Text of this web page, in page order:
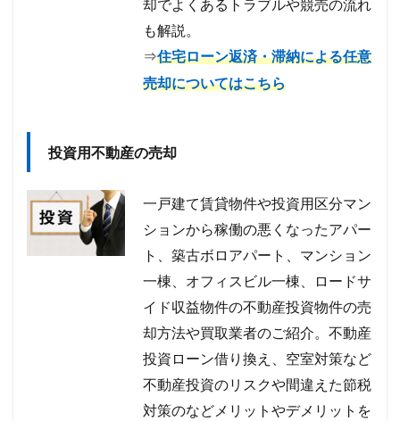
却でよくあるトラブルや競売の流れ
も解説。
⇒住宅ローン返済・滞納による任意
売却についてはこちら
投資用不動産の売却
一戸建て賃貸物件や投資用区分マン
ションから稼働の悪くなったアパー
ト、築古ボロアパート、マンション
一棟、オフィスビル一棟、ロードサ
イド収益物件の不動産投資物件の売
却方法や買取業者のご紹介。不動産
投資ローン借り換え、空室対策など
不動産投資のリスクや間違えた節税
対策のなどメリットやデメリットを